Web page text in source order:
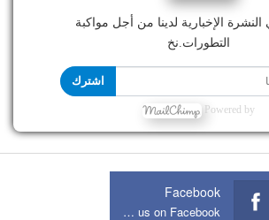
الإخبارية لدينا من أجل مواكبة
التطورات.نخ
اشترك
Powered by
Facebook
Join us on Facebook